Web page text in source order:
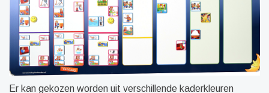
Er kan gekozen worden uit verschillende kaderkleuren